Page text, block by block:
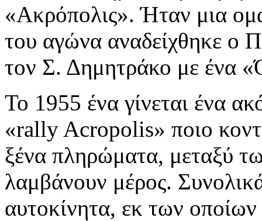
«Ακρόπολις». Ήταν μια
του αγώνα αναδείχθηκε ο
τον Σ. Δημητράκο με ένα
Το 1955 ένα γίνεται ένα
«rally Acropolis» ποιο
ξένα πληρώματα, μεταξύ
λαμβάνουν μέρος.
αυτοκίνητα, εκ των